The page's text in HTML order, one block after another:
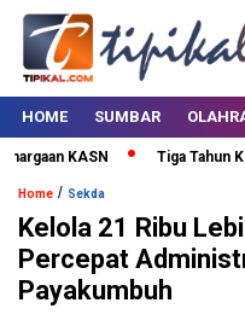
HOME SUMBAR
KASN Tiga Tahun
Home / Sekda
Kelola 21 Ribu
Percepat
Payakumbuh